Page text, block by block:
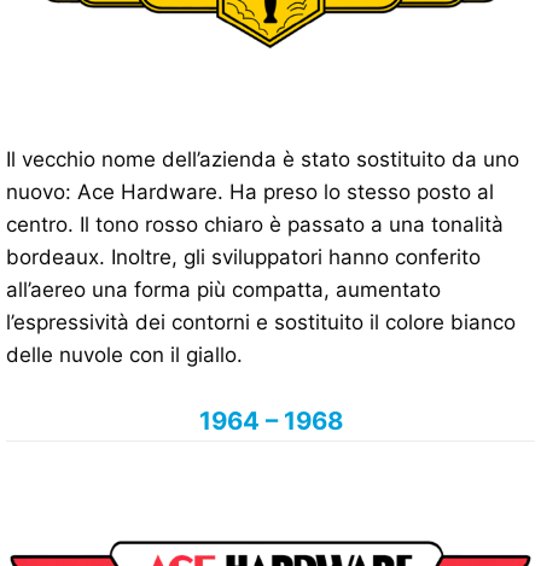
Il vecchio nome dell’azienda è stato sostituito da uno
nuovo: Ace Hardware. Ha preso lo stesso posto al
centro. Il tono rosso chiaro è passato a una tonalità
bordeaux. Inoltre, gli sviluppatori hanno conferito
all’aereo una forma più compatta, aumentato
l’espressività dei contorni e sostituito il colore bianco
delle nuvole con il giallo.
1964 – 1968